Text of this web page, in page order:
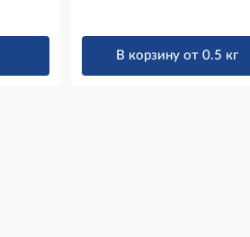
В корзину от 0.5 кг